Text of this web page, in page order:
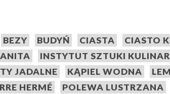
BEZY BUDYŃ CIASTA CIASTO
INSTYTUT SZTUKI
JADALNE KĄPIEL WODNA
HERMÉ POLEWA LUSTRZANA